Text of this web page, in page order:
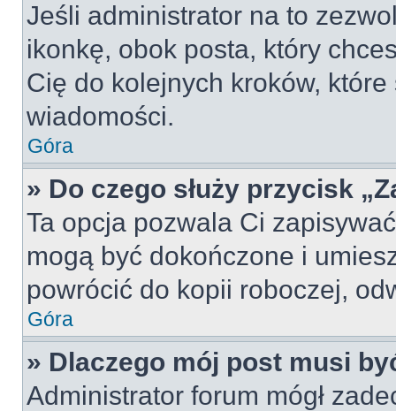
Jeśli administrator na to
ikonkę, obok posta, który
Cię do kolejnych kroków,
wiadomości.
Góra
» Do czego służy przycisk
Ta opcja pozwala Ci
mogą być dokończone i
powrócić do kopii roboczej,
Góra
» Dlaczego mój post musi
Administrator forum mógł